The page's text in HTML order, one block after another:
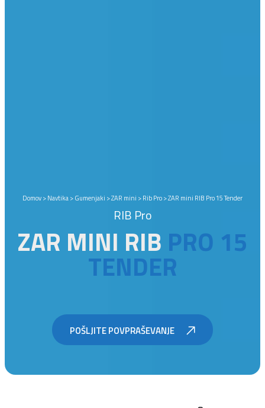
Domov>Navtika>Gumenjaki >ZAR mini >Rib Pro>ZAR mini RIB Pro 15 Tender
RIB Pro
ZAR MINI RIB PRO 15
TENDER
POŠLJITE POVPRAŠEVANJE